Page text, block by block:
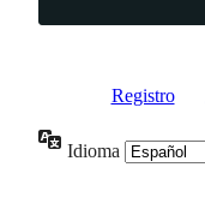
Registro
Idioma